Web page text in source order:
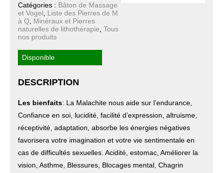
Catégories : Bâton de Massage
et Vogel
Liste des Pierres de M
à Q
Minéraux et Pierres
naturelles de lithothérapie ,Tous
nos produits
Disponible
DESCRIPTION
Les bienfaits: La Malachite nous aide sur l’endurance,
Confiance en soi, lucidité, facilité d’expression, altruisme,
réceptivité, adaptation, absorbe les énergies négatives
favorisera votre imagination et votre vie sentimentale en
cas de difficultés sexuelles. Acidité, estomac, Améliorer la
vision, Asthme, Blessures, Blocages mental, Chagrin